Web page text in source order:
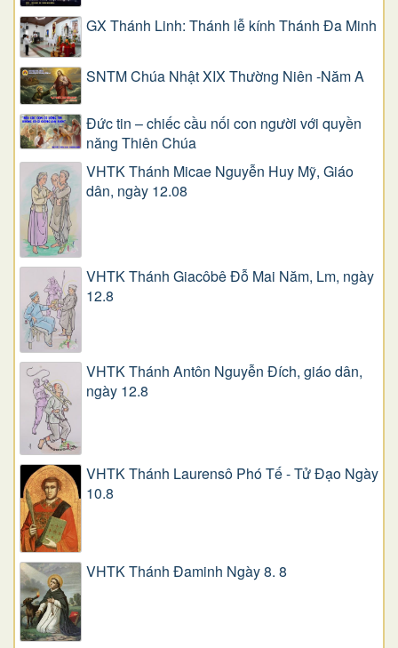
GX Thánh Linh: Thánh lễ kính Thánh Đa Minh
SNTM Chúa Nhật XIX Thường Niên -Năm A
Đức tin – chiếc cầu nối con người với quyền
năng Thiên Chúa
VHTK Thánh Micae Nguyễn Huy Mỹ, Giáo
dân, ngày 12.08
VHTK Thánh Giacôbê Ðỗ Mai Năm, Lm, ngày
12.8
VHTK Thánh Antôn Nguyễn Ðích, giáo dân,
ngày 12.8
VHTK Thánh Laurensô Phó Tế - Tử Đạo Ngày
10.8
VHTK Thánh Đaminh Ngày 8. 8